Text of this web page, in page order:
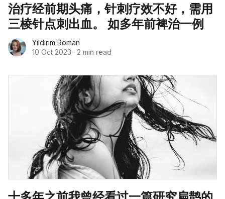
治疗经前期头痛，针刺疗效不好，需用
三棱针点刺出血。 如多年前裨治一例
Yildirim Roman
10 Oct 2023 · 2 min read